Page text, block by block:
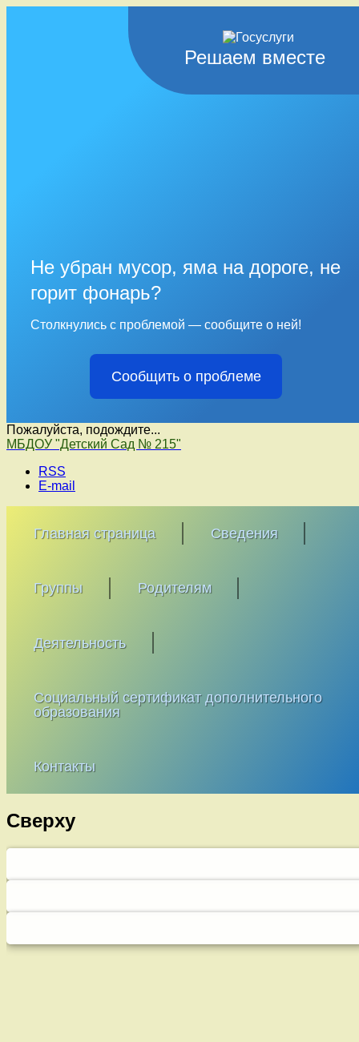
Решаем вместе
Не убран мусор, яма на дороге, не
горит фонарь?
Столкнулись с проблемой — сообщите о ней!
Сообщить о проблеме
Пожалуйста, подождите...
Перейти
содержимому
МБДОУ "Детский Сад № 215"
RSS
E-mail
Главная страница Сведения
Группы Родителям
Деятельность
Социальный сертификат дополнительного
образования
Контакты
Сверху